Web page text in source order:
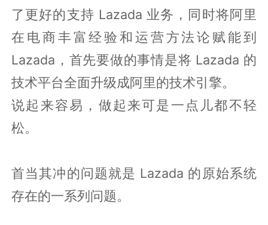
了更好的支持 Lazada 业务，同时将阿里
在电商丰富经验和运营方法论赋能到
Lazada，首先要做的事情是将 Lazada 的
技术平台全面升级成阿里的技术引擎。
说起来容易，做起来可是一点儿都不轻
松。
首当其冲的问题就是 Lazada 的原始系统
存在的一系列问题。